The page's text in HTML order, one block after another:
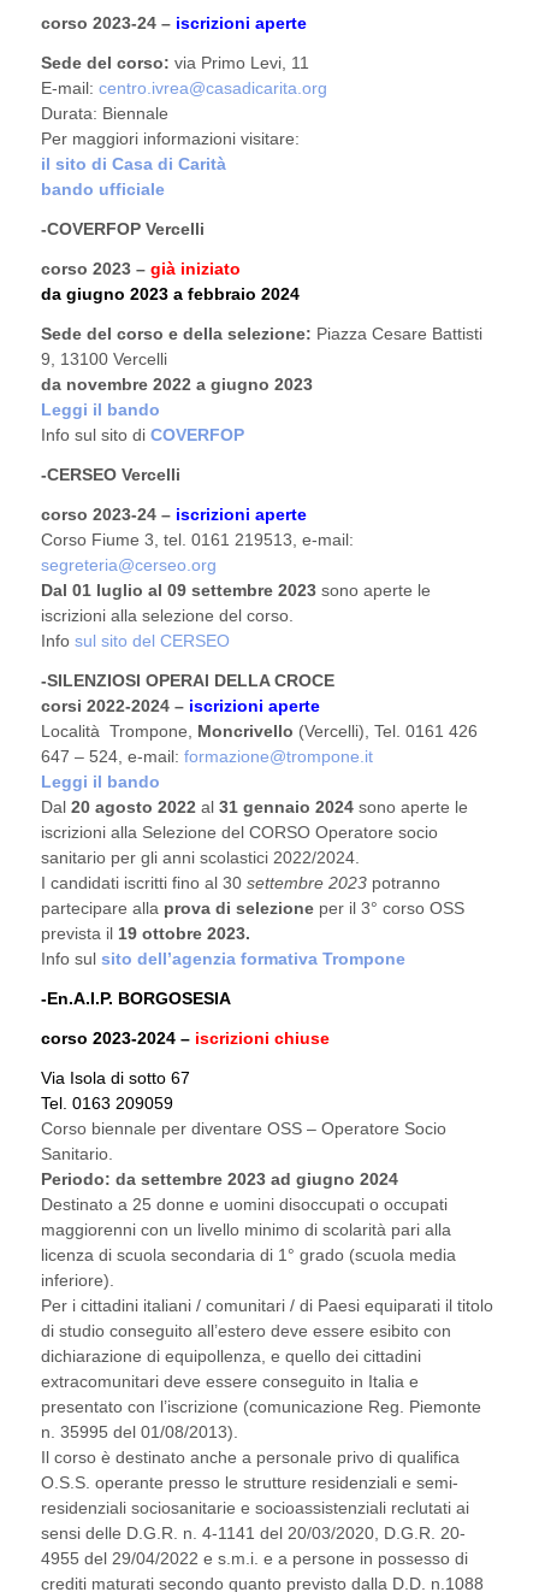
corso 2023-24 – iscrizioni aperte
Sede del corso: via Primo Levi, 11
E-mail: centro.ivrea@casadicarita.org
Durata: Biennale
Per maggiori informazioni visitare:
il sito di Casa di Carità
bando ufficiale
-COVERFOP Vercelli
corso 2023 – già iniziato
da giugno 2023 a febbraio 2024
Sede del corso e della selezione: Piazza Cesare Battisti
9, 13100 Vercelli
da novembre 2022 a giugno 2023
Leggi il bando
Info sul sito di COVERFOP
-CERSEO Vercelli
corso 2023-24 – iscrizioni aperte
Corso Fiume 3, tel. 0161 219513, e-mail:
segreteria@cerseo.org
Dal 01 luglio al 09 settembre 2023 sono aperte le
iscrizioni alla selezione del corso.
Info sul sito del CERSEO
-SILENZIOSI OPERAI DELLA CROCE
corsi 2022-2024 – iscrizioni aperte
Località Trompone, Moncrivello (Vercelli), Tel. 0161 426
647 – 524, e-mail: formazione@trompone.it
Leggi il bando
Dal 20 agosto 2022 al 31 gennaio 2024 sono aperte le
iscrizioni alla Selezione del CORSO Operatore socio
sanitario per gli anni scolastici 2022/2024.
I candidati iscritti fino al 30 settembre 2023 potranno
partecipare alla prova di selezione per il 3° corso OSS
prevista il 19 ottobre 2023.
Info sul sito dell’agenzia formativa Trompone
-En.A.I.P. BORGOSESIA
corso 2023-2024 – iscrizioni chiuse
Via Isola di sotto 67
Tel. 0163 209059
Corso biennale per diventare OSS – Operatore Socio
Sanitario.
Periodo: da settembre 2023 ad giugno 2024
Destinato a 25 donne e uomini disoccupati o occupati
maggiorenni con un livello minimo di scolarità pari alla
licenza di scuola secondaria di 1° grado (scuola media
inferiore).
Per i cittadini italiani / comunitari / di Paesi equiparati il titolo
di studio conseguito all’estero deve essere esibito con
dichiarazione di equipollenza, e quello dei cittadini
extracomunitari deve essere conseguito in Italia e
presentato con l’iscrizione (comunicazione Reg. Piemonte
n. 35995 del 01/08/2013).
Il corso è destinato anche a personale privo di qualifica
O.S.S. operante presso le strutture residenziali e semi-
residenziali sociosanitarie e socioassistenziali reclutati ai
sensi delle D.G.R. n. 4-1141 del 20/03/2020, D.G.R. 20-
4955 del 29/04/2022 e s.m.i. e a persone in possesso di
crediti maturati secondo quanto previsto dalla D.D. n.1088